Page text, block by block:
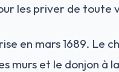
les priver de toute
en mars 1689. Le
murs et le donjon à